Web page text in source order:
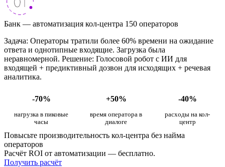
Банк — автоматизация кол-центра 150 операторов
Задача: Операторы тратили более 60% времени на ожидание
ответа и однотипные входящие. Загрузка была
неравномерной. Решение: Голосовой робот с ИИ для
входящей + предиктивный дозвон для исходящих + речевая
аналитика.
-70% +50% -40%
нагрузка в пиковые
часы
время оператора в
диалоге
расходы на кол-
центр
Повысьте производительность кол-центра без найма
операторов
Расчёт ROI от автоматизации — бесплатно.
Получить расчёт